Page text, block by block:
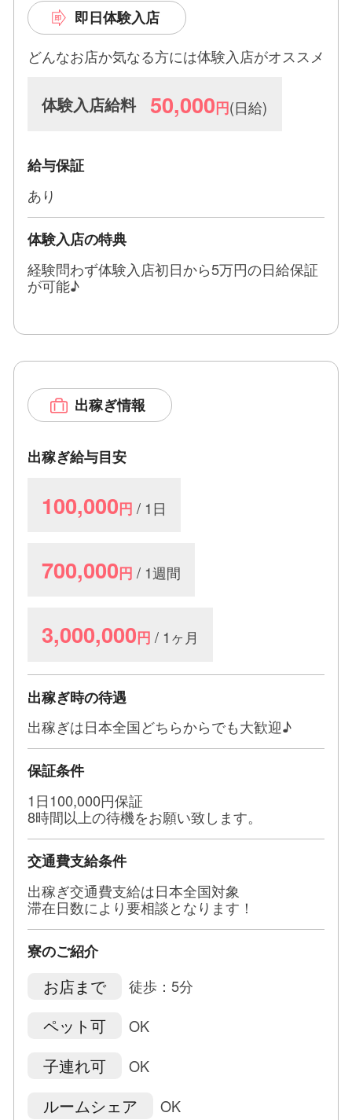
・60分【１５０００円】
・90分【２１０００円】
●オナクラコース
●オプションバック
最大【１００００円】
※詳細はお問合せ下さい！
即日体験入店
どんなお店か気なる方には体験入店がオススメ
体験入店給料 50,000円(日給)
給与保証
あり
体験入店の特典
経験問わず体験入店初日から5万円の日給保証
が可能♪
出稼ぎ情報
出稼ぎ給与目安
100,000円 / 1日
700,000円 / 1週間
3,000,000円 / 1ヶ月
出稼ぎ時の待遇
出稼ぎは日本全国どちらからでも大歓迎♪
保証条件
1日100,000円保証
8時間以上の待機をお願い致します。
交通費支給条件
出稼ぎ交通費支給は日本全国対象
滞在日数により要相談となります！
寮のご紹介
お店まで 徒歩：5分
ペット可 OK
子連れ可 OK
ルームシェア OK